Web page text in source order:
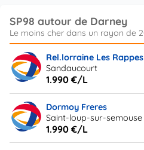
SP98 autour de Darney
Rel.lorraine Les Rappes
Sandaucourt
1.990 €/L
Dormoy Freres
Saint-loup-sur-semouse
1.990 €/L